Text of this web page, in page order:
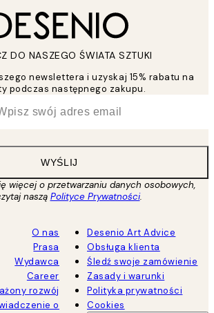
DO NASZEGO ŚWIATA SZTUKI
newslettera i uzyskaj 15% rabatu na
podczas następnego zakupu.
WYŚLIJ
więcej o przetwarzaniu danych osobowych,
naszą Polityce Prywatności.
O nas
Prasa
Wydawca
Career
rozwój
o
Desenio Art Advice
Obsługa klienta
Śledź swoje zamówienie
Zasady i warunki
Polityka prywatności
Cookies